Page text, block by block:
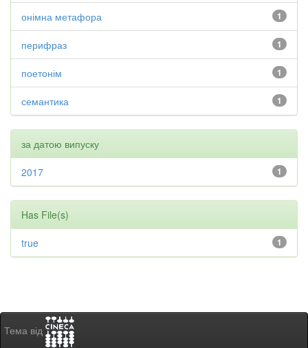
1
онімна метафора
1
перифраз
1
поетонім
1
семантика
за датою випуску
1
2017
Has File(s)
1
true
Тема від